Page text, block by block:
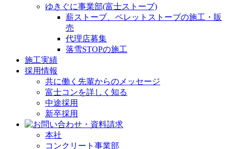
ゆきぐに事業部(富士ストーブ)
薪ストーブ、ペレットストーブの施工・販
売
代理店募集
落雪STOPの施工
施工実績
採用情報
共に働く先輩からのメッセージ
富士コンを詳しく知る
中途採用
新卒採用
本社
コンクリート事業部